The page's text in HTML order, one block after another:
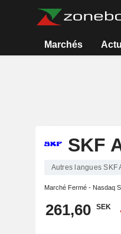
Marchés
SKF
Autres langues SKF
Marché Fermé - Nasdaq
261,60 SEK